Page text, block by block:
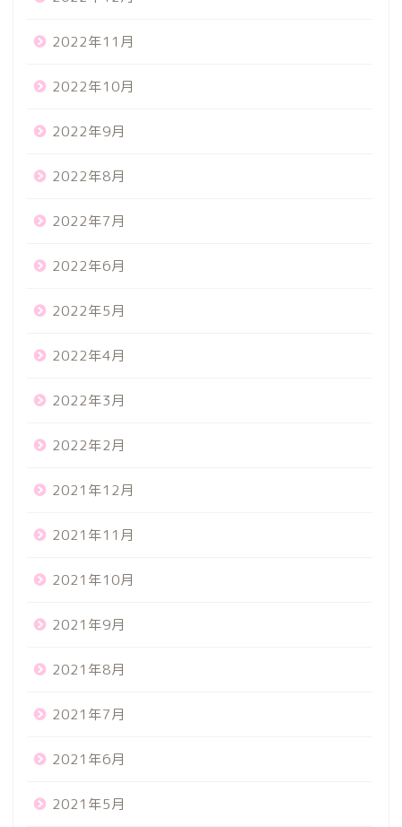
2022年11月
2022年10月
2022年9月
2022年8月
2022年7月
2022年6月
2022年5月
2022年4月
2022年3月
2022年2月
2021年12月
2021年11月
2021年10月
2021年9月
2021年8月
2021年7月
2021年6月
2021年5月